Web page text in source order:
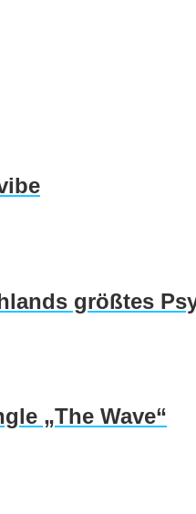
größtes
„The Wave“